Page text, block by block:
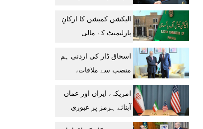
پڑے گا: ڈونلڈ ٹرمپ
الیکشن کمیشن کا ارکانِ
پارلیمنٹ کے مالی
بین کا فیصلہ
اسحاق ڈار کی اردنی ہم
منصب سے ملاقات،
پیشرفت کا خیرمقدم
امریکہ، ایران اور عمان
آبنائے ہرمز پر عبوری